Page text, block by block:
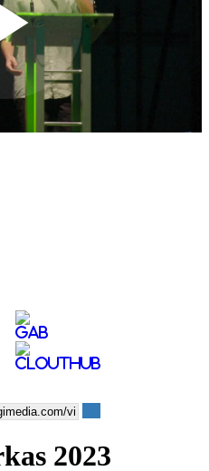
Play
2023